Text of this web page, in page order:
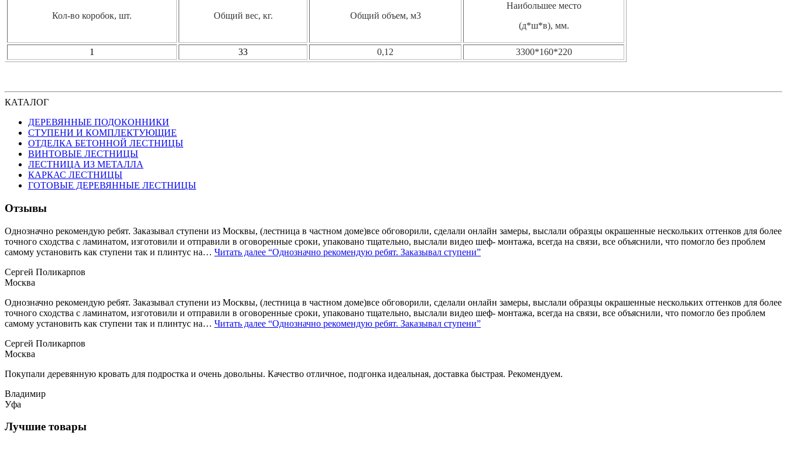
Кол-во коробок, шт. Общий вес, кг. Общий объем, м3
Наибольшее место
(д*ш*в), мм.
1 33 0,12 3300*160*220
КАТАЛОГ
ДЕРЕВЯННЫЕ ПОДОКОННИКИ
СТУПЕНИ И КОМПЛЕКТУЮЩИЕ
ОТДЕЛКА БЕТОННОЙ ЛЕСТНИЦЫ
ВИНТОВЫЕ ЛЕСТНИЦЫ
ЛЕСТНИЦА ИЗ МЕТАЛЛА
КАРКАС ЛЕСТНИЦЫ
ГОТОВЫЕ ДЕРЕВЯННЫЕ ЛЕСТНИЦЫ
Отзывы
Однозначно рекомендую ребят. Заказывал ступени из Москвы, (лестница в частном доме)все обговорили, сделали онлайн замеры, выслали образцы окрашенные нескольких оттенков для более
точного сходства с ламинатом, изготовили и отправили в оговоренные сроки, упаковано тщательно, выслали видео шеф- монтажа, всегда на связи, все объяснили, что помогло без проблем
самому установить как ступени так и плинтус на… Читать далее “Однозначно рекомендую ребят. Заказывал ступени”
Сергей Поликарпов
Москва
Однозначно рекомендую ребят. Заказывал ступени из Москвы, (лестница в частном доме)все обговорили, сделали онлайн замеры, выслали образцы окрашенные нескольких оттенков для более
точного сходства с ламинатом, изготовили и отправили в оговоренные сроки, упаковано тщательно, выслали видео шеф- монтажа, всегда на связи, все объяснили, что помогло без проблем
самому установить как ступени так и плинтус на… Читать далее “Однозначно рекомендую ребят. Заказывал ступени”
Сергей Поликарпов
Москва
Покупали деревянную кровать для подростка и очень довольны. Качество отличное, подгонка идеальная, доставка быстрая. Рекомендуем.
Владимир
Уфа
Лучшие товары